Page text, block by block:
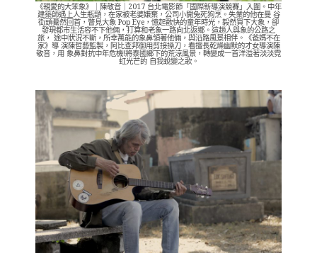
《親愛的大笨象》｜陳敬音｜2017 台北電影節「國際新導演競賽」入圍。中年
建築師遇上人生瓶頸，在家被老婆嫌棄，公司小開兔死狗烹。失業的他在曼 谷
街頭驀然回首，瞥見大象 Pop Eye，憶起歡快的童年時光，毅然買下大象，卻
發現都市生活容不下他倆，打算和老象一路向北返鄉。這趟人與象的公路之
旅， 途中狀況不斷，所幸萬能的象鼻領著他倆，與沿路風景相伴。《爸媽不在
家》導 演陳哲藝監製，阿比查邦御用剪接操刀，看擅長乾燥幽默的才女導演陳
敬音，用 象鼻對抗中年危機!將泰國鄉下的荒涼風景，轉變成一首洋溢著淡淡霓
虹光芒的 自我蛻變之歌。